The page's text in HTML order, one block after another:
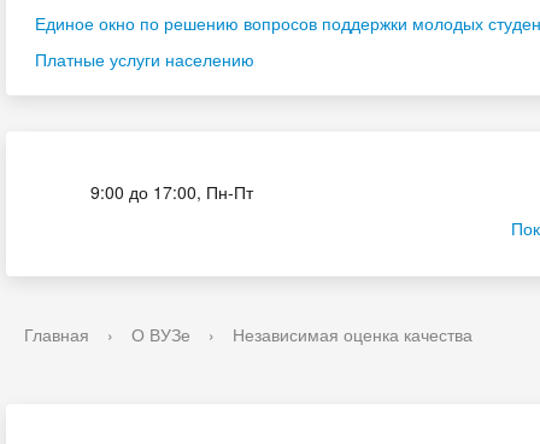
Единое окно по решению вопросов поддержки молодых
Платные услуги населению
9:00 до 17:00, Пн-Пт
Главная › О ВУЗе › Независимая оценка качества